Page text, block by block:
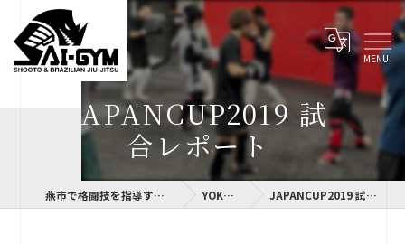
JAPANCUP2019 試
合レポート
燕市で格闘技を指導するSAI-GYM YOKOLOG JAPANCUP2019 試合レポート